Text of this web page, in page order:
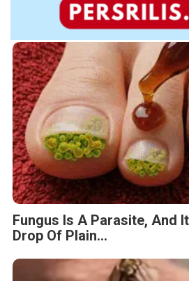
Fungus Is A Parasite, And
Drop Of Plain...